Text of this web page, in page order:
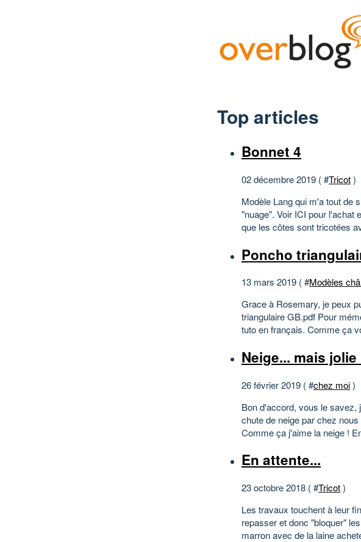
Top articles
Bonnet 4
02 décembre 2019 ( #Tricot)
Modèle Lang qui m'a tout de
"nuage". Voir ICI pour l'achat
que les côtes sont tricotées
Poncho
13 mars 2019 ( #Modèles
Grace à Rosemary, je peux
triangulaire GB.pdf Pour
tuto en français. Comme ça
Neige... mais
26 février 2019 ( #chez moi)
Bon d'accord, vous le savez,
chute de neige par chez
Comme ça j'aime la neige !
En attente...
23 octobre 2018 ( #Tricot)
Les travaux touchent à leur
repasser et donc "bloquer"
marron avec de la laine